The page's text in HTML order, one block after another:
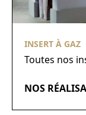
INSERT À GAZ
Toutes nos
NOS